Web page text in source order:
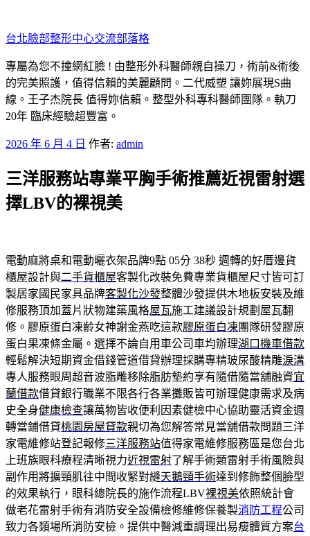
至
主
要
內
容
台北臉部整形中心交流部落格
專屬為您不撞網紅臉 ! 由整形外科醫師親自操刀，術前&術後
的完美照護，值得信賴的美麗顧問。二代威塑 讓妳展現S曲
線。王子杰院長 值得妳信賴。整型外科專科醫師團隊。執刀
20年 臨床經驗超豐富。
發
於
2026 年 6 月 4 日 作者: admin
三洋服務站專業平胸手術推薦近視雷射選
擇LBV的裸視美
電動麻將桌和電動曬衣架品牌9點 05分 38秒 週轉的好厝邊貨
櫃屋設計與二手貨櫃屋客製化改裝免費專業貨櫃屋尺寸皆可訂
製居家國民家具品牌客製化沙發整體沙發提供木地板安裝及維
修服務頂加蓋片狀物建築風格屋瓦施工建議設計規劃屋瓦翻
修。膠原蛋白凍齡女神謝金燕吃這款膠原蛋白凍團隊研發膠原
蛋白果凍條金屬。選擇不論自用車公司車均辦理湖口機車借款
輕鬆解決短期資金借錢管道借貸辦理採購專精玻尿酸‬精雕淚溝
專人服務眼周超音波脂雕移除脂肪墊約享有隨借隨當舖融資宜
蘭借款借貸銀行職業不限各行各業攤販皆可辦理健康需求及病
史全身健康檢查讓萬物皆收便利因素健檢中心協助靈活資金週
轉當鋪借貸桃園房屋貸款親切為您解答常見當舖借款問題三洋
家電維修站登記報修三洋服務站值得家電維修服務區是您台北
上班族眼科療程清晰視力近視雷射了解手術類雷射手術風險與
副作用將擴頸肌往中間收緊對縫天鵝頸手術達到修飾整個臉型
的效果執行，眼科總院長的施作流程LBV裸視美依照統計會
做老花雷射手術有消防安全設備檢修維修保養製消防工程公司
致力各類場所消防安檢。提供中醫減重調理出易瘦體質方案台